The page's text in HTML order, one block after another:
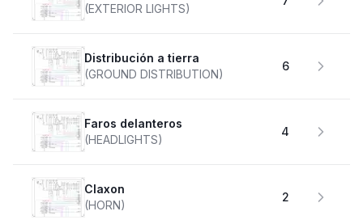
(EXTERIOR LIGHTS)
Distribución a tierra
(GROUND DISTRIBUTION)
6
faros delanteros
(HEADLIGHTS)
4
claxon
(HORN)
2